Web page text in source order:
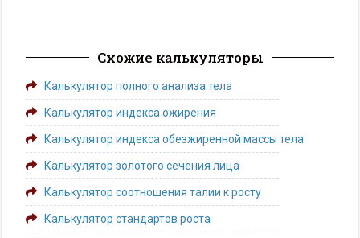
Схожие калькуляторы
Калькулятор полного анализа тела
Калькулятор индекса ожирения
Калькулятор индекса обезжиренной массы тела
Калькулятор золотого сечения лица
Калькулятор соотношения талии к росту
Калькулятор стандартов роста